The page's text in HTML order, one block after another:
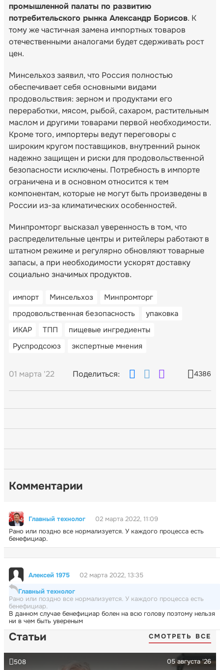
промышленной палаты по развитию
потребительского рынка Александр Борисов. К
тому же частичная замена импортных товаров
отечественными аналогами будет сдерживать рост
цен.
Минсельхоз заявил, что Россия полностью
обеспечивает себя основными видами
продовольствия: зерном и продуктами его
переработки, мясом, рыбой, сахаром, растительным
маслом и другими товарами первой необходимости.
Кроме того, импортеры ведут переговоры с
широким кругом поставщиков, внутренний рынок
надежно защищен и риски для продовольственной
безопасности исключены. Потребность в импорте
ограничена и в основном относится к тем
компонентам, которые не могут быть произведены в
России из-за климатических особенностей.
Минпромторг высказал уверенность в том, что
распределительные центры и ритейлеры работают в
штатном режиме и регулярно обновляют товарные
запасы, а при необходимости ускорят доставку
социально значимых продуктов.
импорт Минсельхоз
Минпромторг
продовольственная безопасность
упаковка
ИКАР
ТПП
пищевые ингредиенты
Руспродсоюз
экспертные мнения
01 марта '22 Поделиться: 4386
Комментарии
Главный технолог
02 марта 2022, 11:09
Рано или поздно все нормализуется. У каждого процесса есть
бенефициар.
Алексей 1975
02 марта 2022, 13:35
Главный технолог
Рано или поздно все нормализуется. У каждого процесса есть
бенефициар.
В данном случае бенефициар болен на всю голову поэтому нельзя
ни в чем быть увереным
Статьи СМОТРЕТЬ ВСЕ
05 августа '26
508